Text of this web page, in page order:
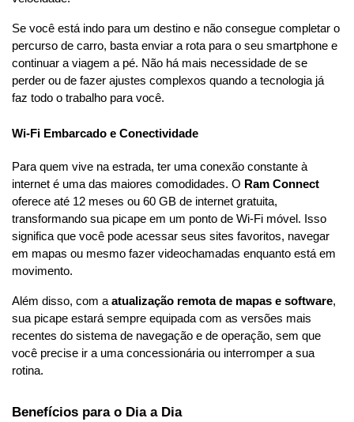
Se você está indo para um destino e não consegue completar o
percurso de carro, basta enviar a rota para o seu smartphone e
continuar a viagem a pé. Não há mais necessidade de se
perder ou de fazer ajustes complexos quando a tecnologia já
faz todo o trabalho para você.
Wi-Fi Embarcado e Conectividade
Para quem vive na estrada, ter uma conexão constante à
internet é uma das maiores comodidades. O Ram Connect
oferece até 12 meses ou 60 GB de internet gratuita,
transformando sua picape em um ponto de Wi-Fi móvel. Isso
significa que você pode acessar seus sites favoritos, navegar
em mapas ou mesmo fazer videochamadas enquanto está em
movimento.
Além disso, com a atualização remota de mapas e software,
sua picape estará sempre equipada com as versões mais
recentes do sistema de navegação e de operação, sem que
você precise ir a uma concessionária ou interromper a sua
rotina.
Benefícios para o Dia a Dia